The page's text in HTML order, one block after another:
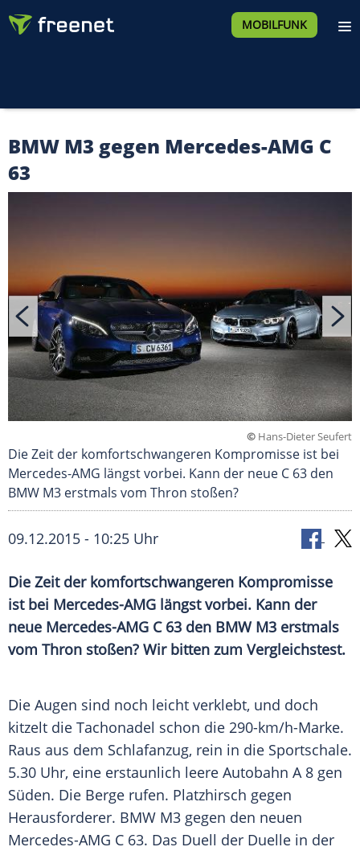
MOBILFUNK
BMW M3 gegen Mercedes-AMG C
63
© Hans-Dieter Seufert
Die Zeit der komfortschwangeren Kompromisse ist bei
Mercedes-AMG längst vorbei. Kann der neue C 63 den
BMW M3 erstmals vom Thron stoßen?
09.12.2015 - 10:25 Uhr
Die Zeit der komfortschwangeren Kompromisse
ist bei Mercedes-AMG längst vorbei. Kann der
neue Mercedes-AMG C 63 den BMW M3 erstmals
vom Thron stoßen? Wir bitten zum Vergleichstest.
Die Augen sind noch leicht verklebt, und doch
kitzelt die Tachonadel schon die 290-km/h-Marke.
Raus aus dem Schlafanzug, rein in die Sportschale.
5.30 Uhr, eine erstaunlich leere Autobahn A 8 gen
Süden. Die Berge rufen. Platzhirsch gegen
Herausforderer. BMW M3 gegen den neuen
Mercedes-AMG C 63. Das Duell der Duelle in der